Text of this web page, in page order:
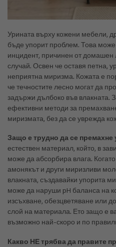
Урината върху кожени мебели,
бъде упорит проблем. Това може
инцидент, причинен от домашен
случай. Освен че оставя петна,
неприятна миризма. Кожата е
че течностите лесно могат да
задържи дълбоко във влакната.
ефективни методи за
миризмата, без да се уврежда
Защо е трудно да се премахне
естествен материал, който, в
може да абсорбира влага.
амонякът и други миризливи
влакната, създавайки упорита
може да наруши pH баланса на
изсъхване, обезцветяване или
слой на материала. Ето защо е
възможно най-скоро и по
Какво НЕ трябва да правите